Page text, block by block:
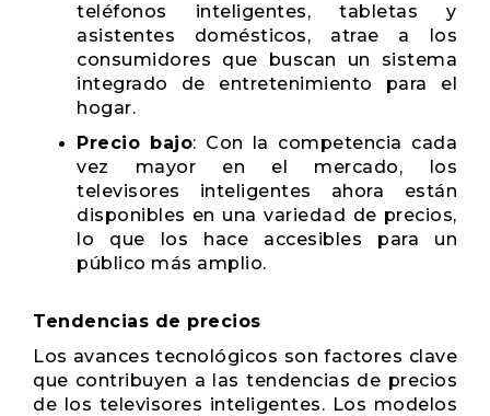
teléfonos inteligentes, tabletas y
asistentes domésticos, atrae a los
consumidores que buscan un sistema
integrado de entretenimiento para el
hogar.
Precio bajo: Con la competencia cada
vez mayor en el mercado, los
televisores inteligentes ahora están
disponibles en una variedad de precios,
lo que los hace accesibles para un
público más amplio.
Tendencias de precios
Los avances tecnológicos son factores clave
que contribuyen a las tendencias de precios
de los televisores inteligentes. Los modelos